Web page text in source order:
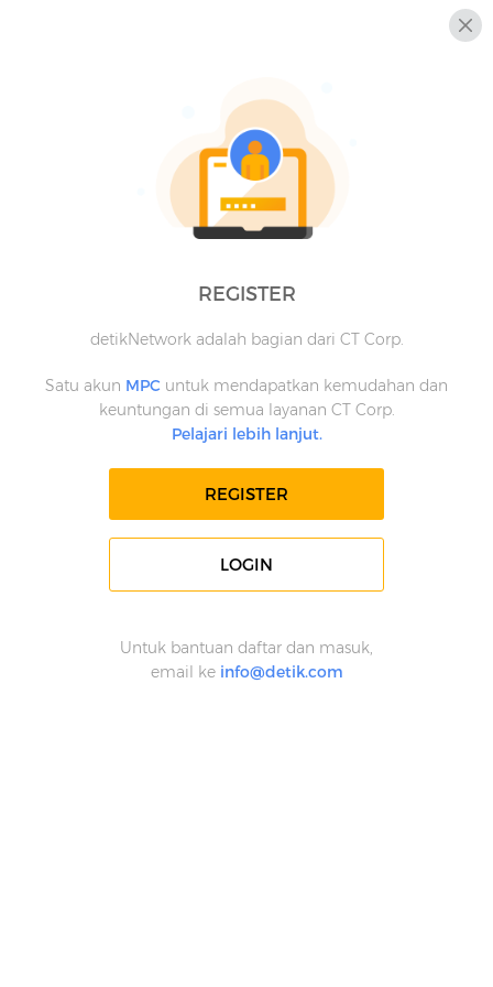
REGISTER
detikNetwork adalah bagian dari CT Corp.
Satu akun MPC untuk mendapatkan kemudahan dan
keuntungan di semua layanan CT Corp.
Pelajari lebih lanjut.
REGISTER
LOGIN
Untuk bantuan daftar dan masuk,
email ke info@detik.com